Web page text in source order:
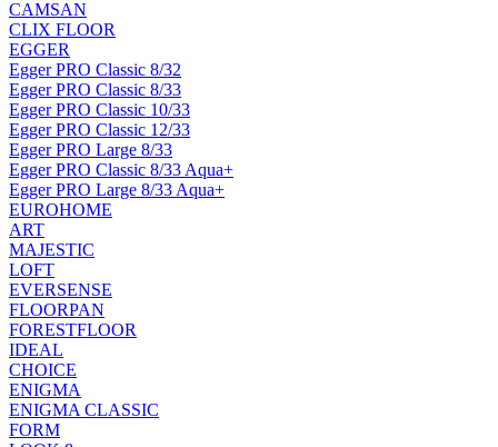
CAMSAN
CLIX FLOOR
EGGER
Egger PRO Classic 8/32
Egger PRO Classic 8/33
Egger PRO Classic 10/33
Egger PRO Classic 12/33
Egger PRO Large 8/33
Egger PRO Classic 8/33 Aqua+
Egger PRO Large 8/33 Aqua+
EUROHOME
ART
MAJESTIC
LOFT
EVERSENSE
FLOORPAN
FORESTFLOOR
IDEAL
CHOICE
ENIGMA
ENIGMA CLASSIC
FORM